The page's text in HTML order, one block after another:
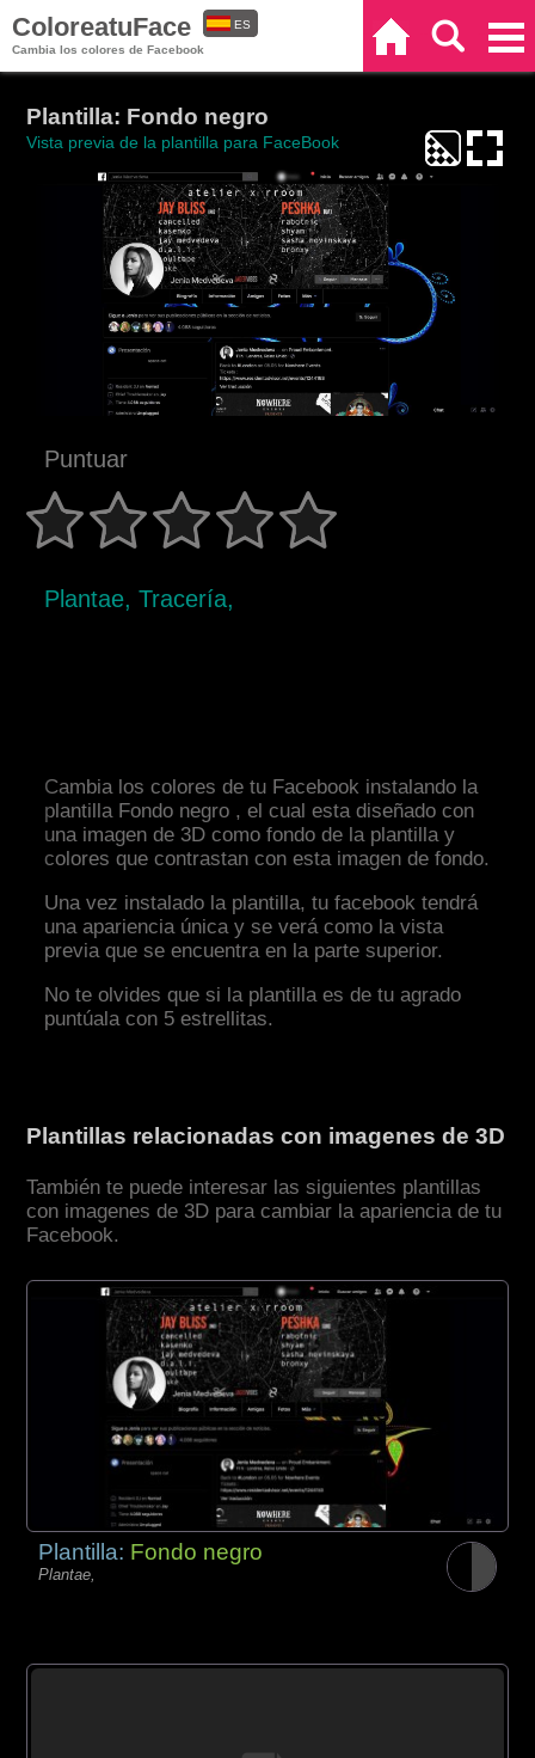
ColoreatuFace
Cambia los colores de Facebook
ES
Plantilla: Fondo negro
Vista previa de la plantilla para FaceBook
Puntuar
Plantae, Tracería,
Cambia los colores de tu Facebook instalando la
plantilla Fondo negro , el cual esta diseñado con
una imagen de 3D como fondo de la plantilla y
colores que contrastan con esta imagen de fondo.
Una vez instalado la plantilla, tu facebook tendrá
una apariencia única y se verá como la vista
previa que se encuentra en la parte superior.
No te olvides que si la plantilla es de tu agrado
puntúala con 5 estrellitas.
Plantillas relacionadas con imagenes de 3D
También te puede interesar las siguientes plantillas
con imagenes de 3D para cambiar la apariencia de tu
Facebook.
Plantilla: Fondo negro
Plantae,